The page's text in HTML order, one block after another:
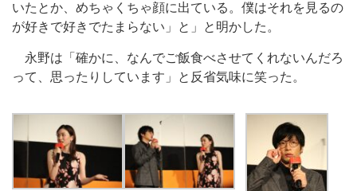
いたとか、めちゃくちゃ顔に出ている。僕はそれを見るの
が好きで好きでたまらない」と」と明かした。
永野は「確かに、なんでご飯食べさせてくれないんだろ
って、思ったりしています」と反省気味に笑った。